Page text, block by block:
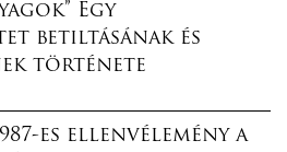
Egy
betiltásának és
története
es ellenvélemény a